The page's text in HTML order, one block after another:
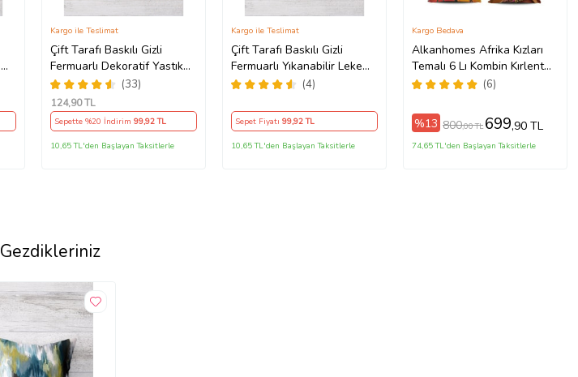
Çift Tarafı Baskılı Gizli
Fermuarlı Dekoratif Yastık
Kılıfı Kırlent Kılıfı Koltuk
Yastık Kılıfı (Turuncu)
(33)
Kargo ile Teslimat
124,90 TL
Sepette %20 İndirim 99,92 TL
10,65 TL'den Başlayan Taksitlerle
Çift Tarafı Baskılı Gizli
Fermuarlı Yıkanabilir Leke
Tutmaz Dekoratif Kırlent
(4)
Kargo ile Teslimat
Sepet Fiyatı99,92 TL
10,65 TL'den Başlayan Taksitlerle
Alkanhomes Afrika Kızları
Temalı 6 Lı Kombin Kırlent
Kılıfı
(6)
Kargo Bedava
%13 800,00 TL 699,90 TL
74,65 TL'den Başlayan Taksitlerle